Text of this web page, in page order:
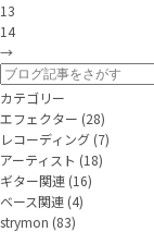
13
14
→
カテゴリー
エフェクター (28)
レコーディング (7)
アーティスト (18)
ギター関連 (16)
ベース関連 (4)
strymon (83)